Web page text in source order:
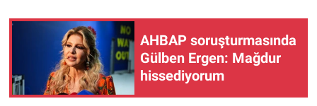
AHBAP soruşturmasında
Gülben Ergen: Mağdur
hissediyorum
Günün görüntüsü
Haber
İlan